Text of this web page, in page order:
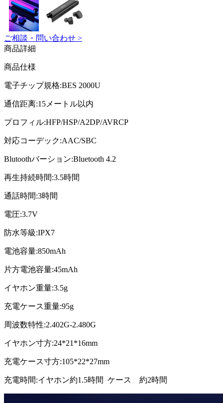
ご相談・問い合わせ >
商品詳細
商品仕様
電子チップ規格:BES 2000U
通信距离:15メートル以内
プロフィル:HFP/HSP/A2DP/AVRCP
対応コーデック:AAC/SBC
Blutoothバーション:Bluetooth 4.2
再生持続時間:3.5時間
通話時間:3時間
電圧:3.7V
防水等級:IPX7
電池容量:850mAh
片方電池容量:45mAh
イヤホン重量:3.5g
充電ケース重量:95g
周波数特性:2.402G-2.480G
イヤホン寸方:24*21*16mm
充電ケース寸方:105*22*27mm
充電時間:イヤホン約1.5時間 ケース 約2時間